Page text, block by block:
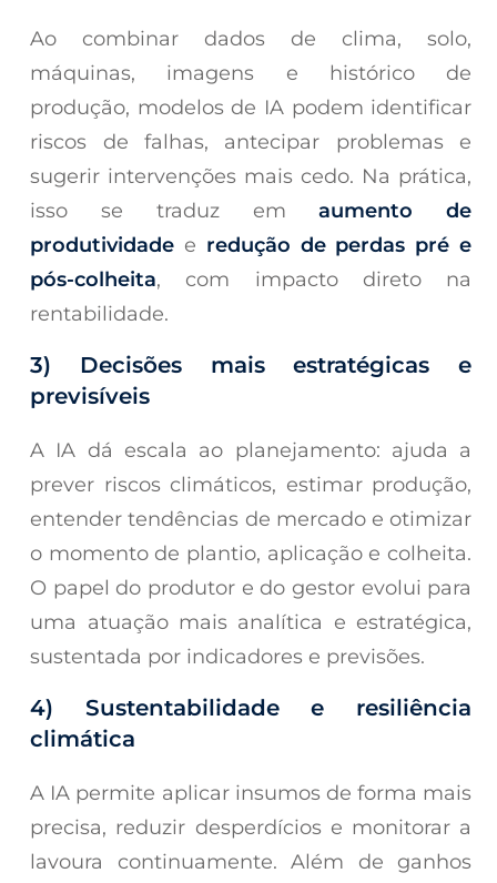
Ao combinar dados de clima, solo,
máquinas, imagens e histórico de
produção, modelos de IA podem identificar
riscos de falhas, antecipar problemas e
sugerir intervenções mais cedo. Na prática,
isso se traduz emaumento de
produtividade e redução de perdas pré e
pós-colheita, com impacto direto na
rentabilidade.
3) Decisões mais estratégicas e
previsíveis
A IA dá escala ao planejamento: ajuda a
prever riscos climáticos, estimar produção,
entender tendências de mercado e otimizar
o momento de plantio, aplicação e colheita.
O papel do produtor e do gestor evolui para
uma atuação mais analítica e estratégica,
sustentada por indicadores e previsões.
4) Sustentabilidade e resiliência
climática
A IA permite aplicar insumos de forma mais
precisa, reduzir desperdícios e monitorar a
lavoura continuamente. Além de ganhos